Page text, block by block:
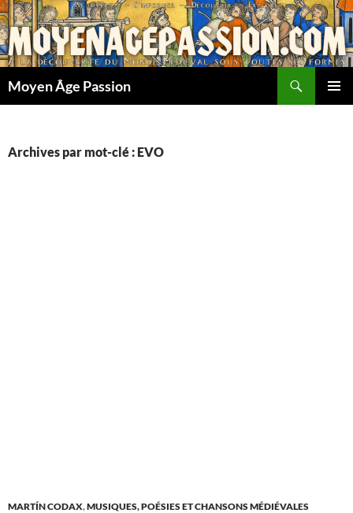
Aller
au
contenu
Moyen Âge Passion
Archives par mot-clé : EVO
MARTÍN CODAX,MUSIQUES, POÉSIES ET CHANSONS MÉDIÉVALES